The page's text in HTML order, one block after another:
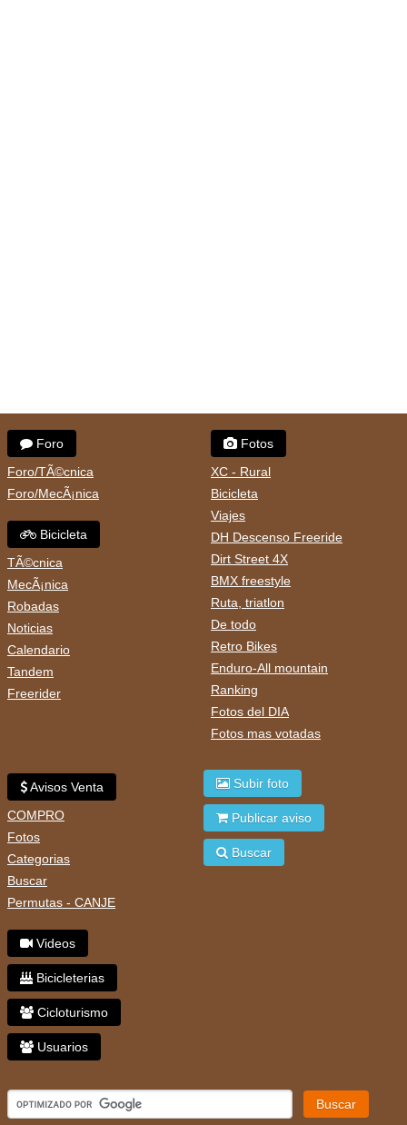
Foro
Foro/TÃ©cnica
Foro/MecÃ¡nica
Bicicleta
TÃ©cnica
MecÃ¡nica
Robadas
Noticias
Calendario
Tandem
Freerider
Fotos
XC - Rural
Bicicleta
Viajes
DH Descenso Freeride
Dirt Street 4X
BMX freestyle
Ruta, triatlon
De todo
Retro Bikes
Enduro-All mountain
Ranking
Fotos del DIA
Fotos mas votadas
Avisos Venta
COMPRO
Fotos
Categorias
Buscar
Permutas - CANJE
Videos
Bicicleterias
Cicloturismo
Usuarios
Subir foto
Publicar aviso
Buscar
Buscar